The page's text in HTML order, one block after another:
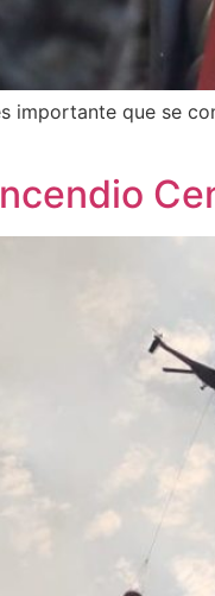
importante que se